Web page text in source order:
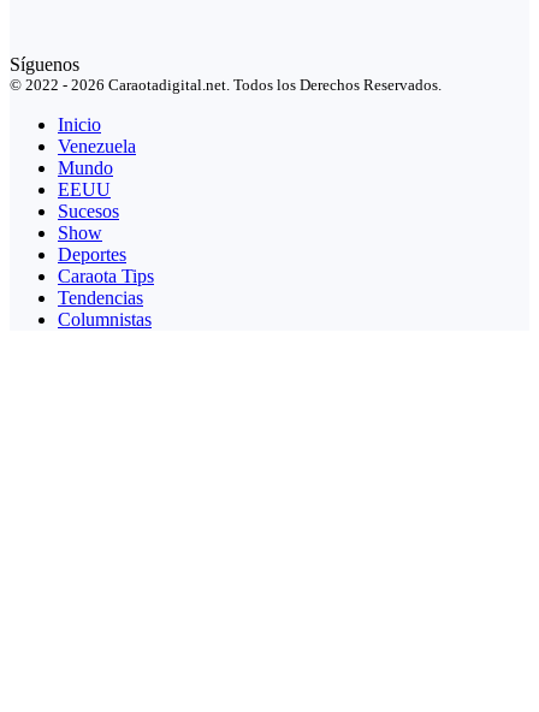
Síguenos
© 2022 - 2026 Caraotadigital.net. Todos los Derechos Reservados.
Inicio
Venezuela
Mundo
EEUU
Sucesos
Show
Deportes
Caraota Tips
Tendencias
Columnistas